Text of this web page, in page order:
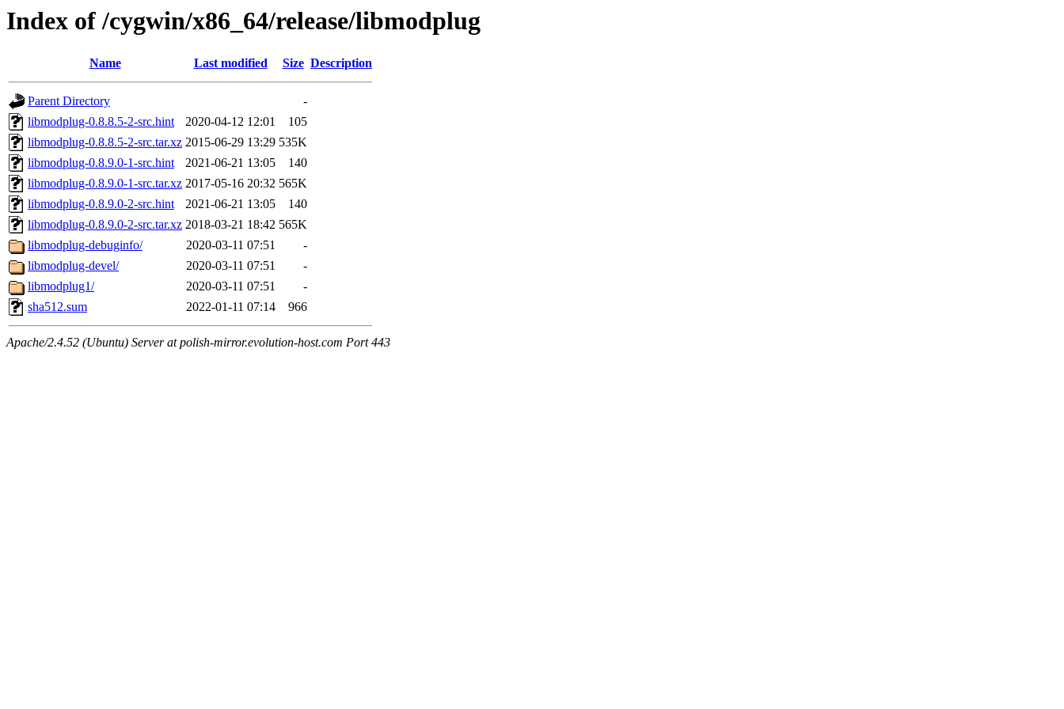
Index of /cygwin/x86_64/release/libmodplug
Name Last modified Size Description
Parent Directory
-
libmodplug-0.8.8.5-2-src.hint
2020-04-12 12:01
105
libmodplug-0.8.8.5-2-src.tar.xz 2015-06-29 13:29 535K
libmodplug-0.8.9.0-1-src.hint
2021-06-21 13:05
140
libmodplug-0.8.9.0-1-src.tar.xz 2017-05-16 20:32 565K
libmodplug-0.8.9.0-2-src.hint
2021-06-21 13:05
140
libmodplug-0.8.9.0-2-src.tar.xz 2018-03-21 18:42 565K
libmodplug-debuginfo/
2020-03-11 07:51
-
libmodplug-devel/
2020-03-11 07:51
-
libmodplug1/
2020-03-11 07:51
-
sha512.sum
2022-01-11 07:14 966
Apache/2.4.52 (Ubuntu) Server at polish-mirror.evolution-host.com Port 443